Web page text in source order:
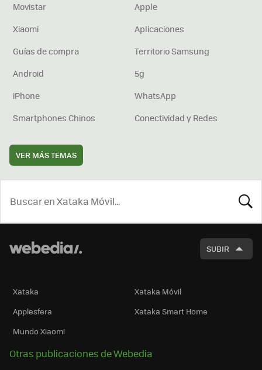
Movistar
Apple
Xiaomi
Aplicaciones
Guías de compra
Territorio Samsung
Android
5g
iPhone
WhatsApp
Smartphones Chinos
Conectividad y Redes
VER MÁS TEMAS
SUBIR
Xataka
Xataka Móvil
Applesfera
Xataka Smart Home
Mundo Xiaomi
Otras publicaciones de Webedia